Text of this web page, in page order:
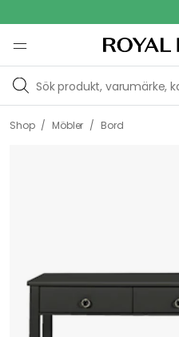
Shop / Möbler / Bord
Object]